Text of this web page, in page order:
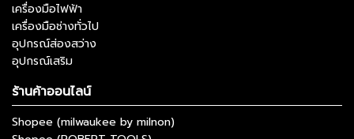
เครื่องมือไฟฟ้า
เครื่องมือช่างทั่วไป
อุปกรณ์ส่องสว่าง
อุปกรณ์เสริม
ร้านค้าออนไลน์
Shopee (milwaukee by milnon)